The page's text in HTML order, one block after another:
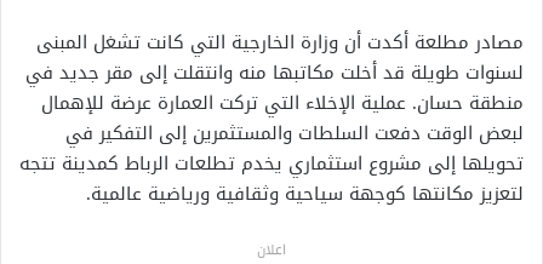
مصادر مطلعة أكدت أن وزارة الخارجية التي كانت تشغل المبنى
لسنوات طويلة قد أخلت مكاتبها منه وانتقلت إلى مقر جديد في
منطقة حسان. عملية الإخلاء التي تركت العمارة عرضة للإهمال
لبعض الوقت دفعت السلطات والمستثمرين إلى التفكير في
تحويلها إلى مشروع استثماري يخدم تطلعات الرباط كمدينة تتجه
لتعزيز مكانتها كوجهة سياحية وثقافية ورياضية عالمية.
اعلان